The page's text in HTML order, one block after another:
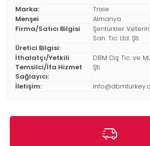
Marka:
Trixie
Menşei
Almanya
Firma/Satıcı Bilgisi
Şentürkler
San. Tic. Ltd. Şti.
Üretici Bilgisi:
İthalatçı/Yetkili
Temsilci/İfa Hizmet
Sağlayıcı:
DBM Dış Tic. ve
Şti.
İletişim: